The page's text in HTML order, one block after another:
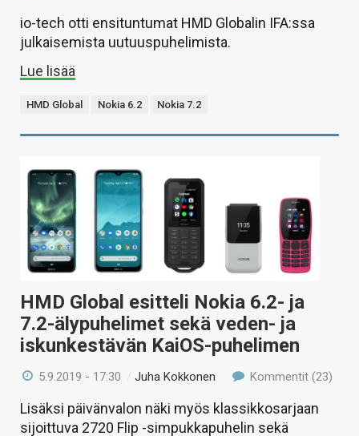
io-tech otti ensituntumat HMD Globalin IFA:ssa
julkaisemista uutuuspuhelimista.
Lue lisää
HMD Global Nokia 6.2 Nokia 7.2
HMD Global esitteli Nokia 6.2- ja
7.2-älypuhelimet sekä veden- ja
iskunkestävän KaiOS-puhelimen
5.9.2019 - 17:30 /Juha Kokkonen Kommentit (23)
Lisäksi päivänvalon näki myös klassikkosarjaan
sijoittuva 2720 Flip -simpukkapuhelin sekä